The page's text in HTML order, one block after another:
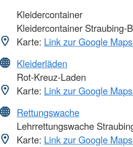
Kleidercontainer
Kleidercontainer Straubing-
Karte: Link zur Google
Kleiderläden
Rot-Kreuz-Laden
Karte: Link zur Google
Rettungswache
Lehrrettungswache
Karte: Link zur Google